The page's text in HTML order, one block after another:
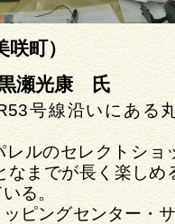
咲町）
瀬光康 氏
号線沿いにある
レルのセレクトショ
なまでが長く楽しめ
る。
ピングセンター・